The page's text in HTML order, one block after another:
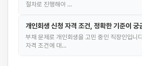
절차로 진행해야 …
개인회생 신청 자격 조건, 정확한 기준이 궁
부채 문제로 개인회생을 고민 중인 직장인입니
자격 조건에 대…